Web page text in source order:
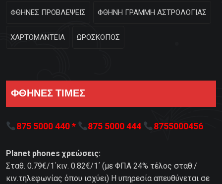
ΦΘΗΝΕΣ ΠΡΟΒΛΕΨΕΙΣ ΦΘΗΝΗ ΓΡΑΜΜΗ ΑΣΤΡΟΛΟΓΙΑΣ
ΧΑΡΤΟΜΑΝΤΕΙΑ ΩΡΟΣΚΟΠΟΣ
ΦΘΗΝΕΣ ΤΙΜΕΣ
875 5000 440 * 875 5000 444 8755000456
Planet phones χρεώσεις:
Σταθ. 0.79€/1΄κιν. 0.82€/1΄ (με ΦΠΑ 24% τέλος σταθ./
κιν.τηλεφωνίας όπου ισχύει) Η υπηρεσία απευθύνεται σε